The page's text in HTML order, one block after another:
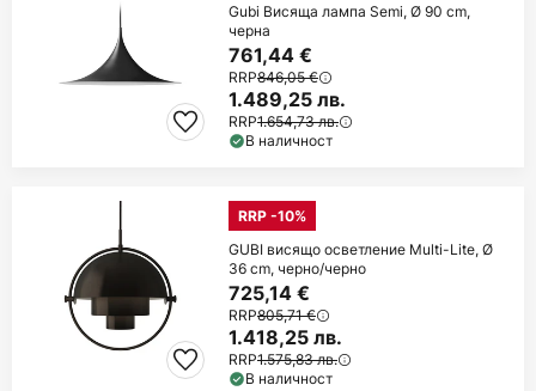
Gubi Висяща лампа Semi, Ø 90 cm,
черна
761,44 €
RRP846,05 €
1.489,25 лв.
RRP1.654,73 лв.
В наличност
RRP -10%
GUBI висящо осветление Multi-Lite, Ø
36 cm, черно/черно
725,14 €
RRP805,71 €
1.418,25 лв.
RRP1.575,83 лв.
В наличност